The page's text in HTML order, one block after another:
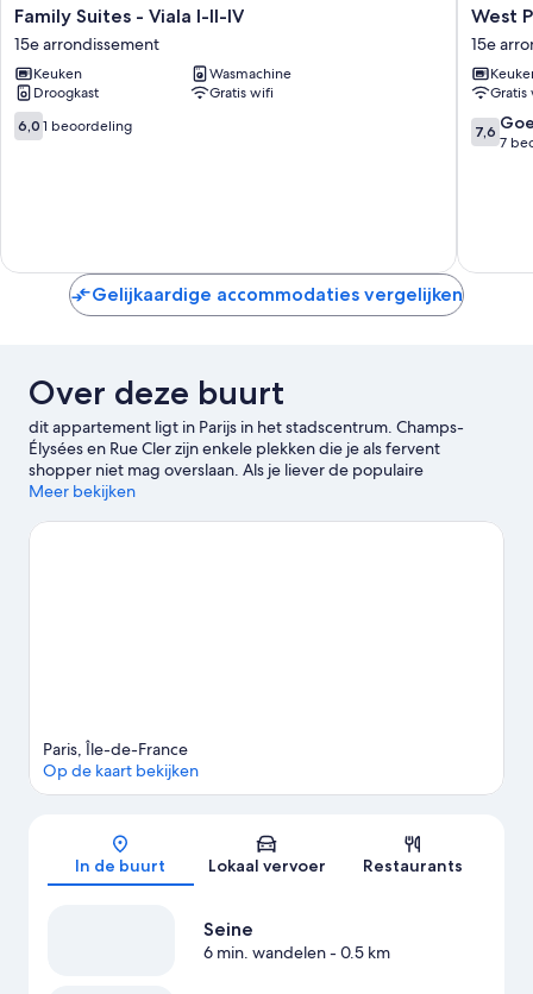
Family
Suites
-
Viala
I-
II-
IV
Family Suites - Viala I-II-IV
15e arrondissement
Keuken
Wasmachine
Droogkast
Gratis wifi
6.0
van
6,0 1 beoordeling
West
Paris
Suite
15e
West
15e
Gratis
7.6
van
7,6
7
Gelijkaardige accommodaties vergelijken
Over deze buurt
dit appartement ligt in Parijs in het stadscentrum. Champs-
Élysées en Rue Cler zijn enkele plekken die je als fervent
shopper niet mag overslaan. Als je liever de populaire
bezienswaardigheden van de buurt wilt bezoeken, ga dan naar
evenement of wedstrijd bijwonen? Kijk dan even wat er te
Meer bekijken
Kaart
Paris, Île-de-France
Op de kaart bekijken
In de buurt Lokaal vervoer Restaurants
Seine
6 min. wandelen- 0.5 km